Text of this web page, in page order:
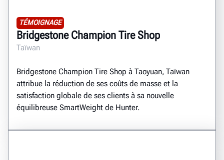
TÉMOIGNAGE
Bridgestone Champion Tire Shop
Taïwan
Bridgestone Champion Tire Shop à Taoyuan, Taïwan
attribue la réduction de ses coûts de masse et la
satisfaction globale de ses clients à sa nouvelle
équilibreuse SmartWeight de Hunter.